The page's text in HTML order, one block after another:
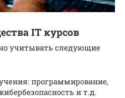
IT курсов
учитывать следующие
программирование,
и т.д.